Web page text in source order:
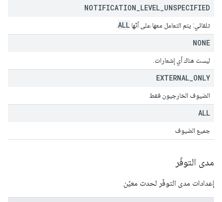
NOTIFICATION LEVEL UNSPECIFIED
تلقائي: يتم التعامل معها على أنّها ALL
NONE
ليست هناك أي إشعارات.
EXTERNAL ONLY
الضيوف الخارجيون فقط
ALL
جميع الضيوف
مدى التوفّر
إعدادات مدى التوفّر لحدث معيّن